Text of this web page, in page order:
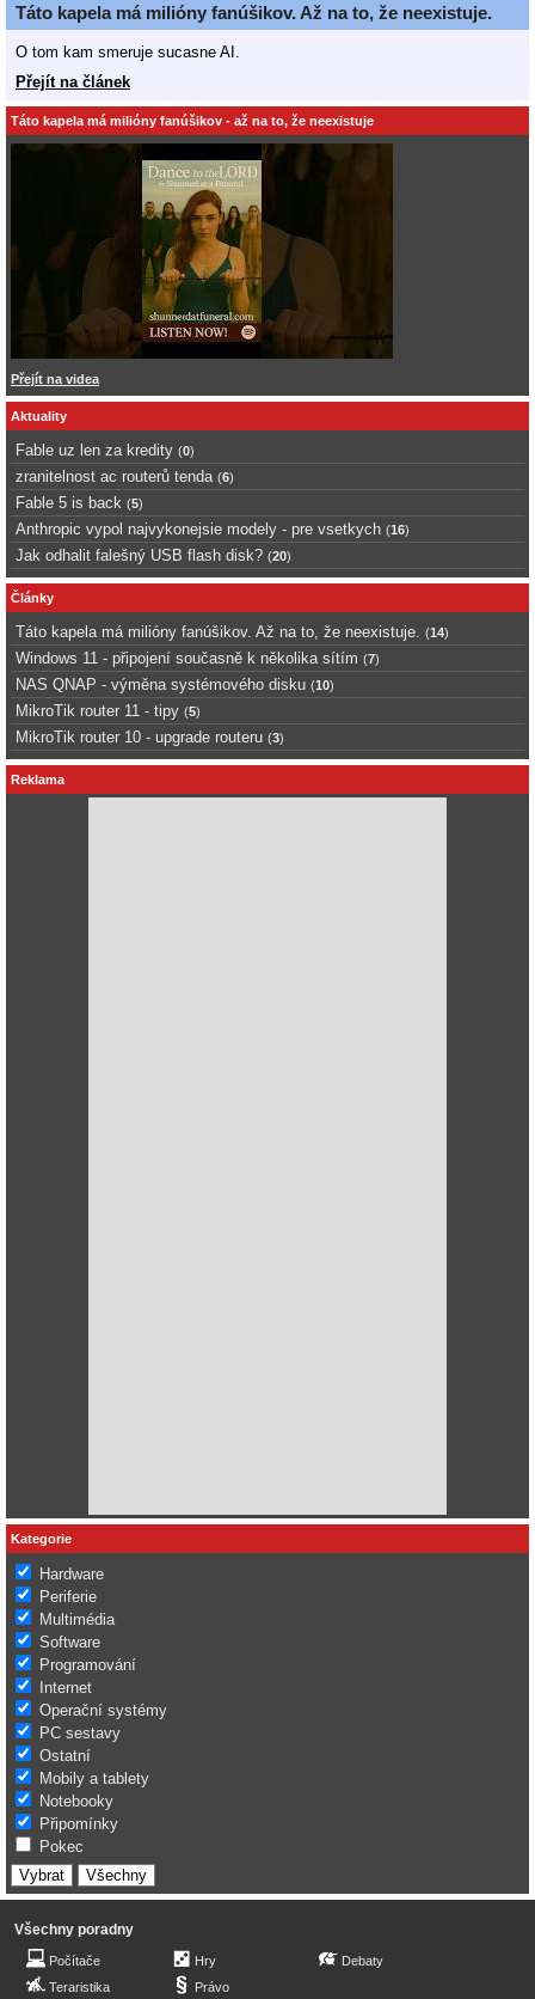
Táto kapela má milióny fanúšikov. Až na to, že neexistuje.
O tom kam smeruje sucasne AI.
Přejít na článek
Táto kapela má milióny fanúšikov - až na to, že neexistuje
Přejít na videa
Aktuality
Fable uz len za kredity (0)
zranitelnost ac routerů tenda (6)
Fable 5 is back (5)
Anthropic vypol najvykonejsie modely - pre vsetkych (16)
Jak odhalit falešný USB flash disk? (20)
Články
Táto kapela má milióny fanúšikov. Až na to, že neexistuje. (14)
Windows 11 - připojení současně k několika sítím (7)
NAS QNAP - výměna systémového disku (10)
MikroTik router 11 - tipy (5)
MikroTik router 10 - upgrade routeru (3)
Reklama
Kategorie
Hardware
Periferie
Multimédia
Software
Programování
Internet
Operační systémy
PC sestavy
Ostatní
Mobily a tablety
Notebooky
Připomínky
Pokec
Všechny poradny
Počítače
Teraristika
Hry
Právo
Debaty